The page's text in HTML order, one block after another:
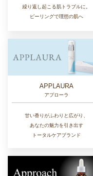
繰り返し起こる肌トラブルに。
ピーリングで理想の肌へ
APPLAURA
アプローラ
甘い香りがふわりと広がり、
あなたの魅力を引き出す
トータルケアブランド